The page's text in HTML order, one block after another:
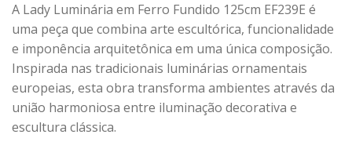
A Lady Luminária em Ferro Fundido 125cm EF239E é
uma peça que combina arte escultórica, funcionalidade
e imponência arquitetônica em uma única composição.
Inspirada nas tradicionais luminárias ornamentais
europeias, esta obra transforma ambientes através da
união harmoniosa entre iluminação decorativa e
escultura clássica.